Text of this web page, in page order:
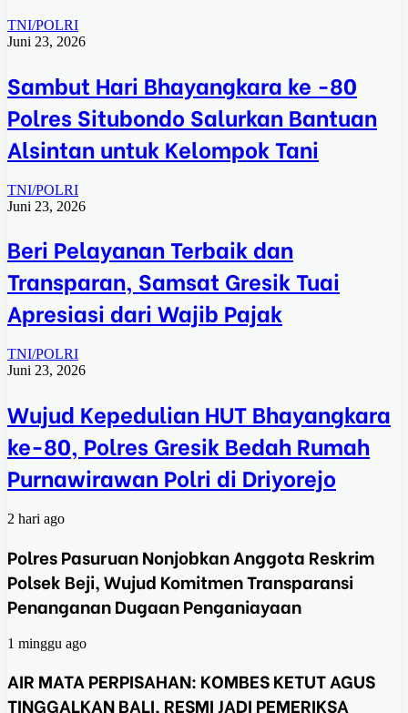
TNI/POLRI
Juni 23, 2026
Sambut Hari Bhayangkara ke -80
Polres Situbondo Salurkan Bantuan
Alsintan untuk Kelompok Tani
TNI/POLRI
Juni 23, 2026
Beri Pelayanan Terbaik dan
Transparan, Samsat Gresik Tuai
Apresiasi dari Wajib Pajak
TNI/POLRI
Juni 23, 2026
Wujud Kepedulian HUT Bhayangkara
ke-80, Polres Gresik Bedah Rumah
Purnawirawan Polri di Driyorejo
2 hari ago
Polres Pasuruan Nonjobkan Anggota Reskrim
Polsek Beji, Wujud Komitmen Transparansi
Penanganan Dugaan Penganiayaan
1 minggu ago
AIR MATA PERPISAHAN: KOMBES KETUT AGUS
TINGGALKAN BALI, RESMI JADI PEMERIKSA